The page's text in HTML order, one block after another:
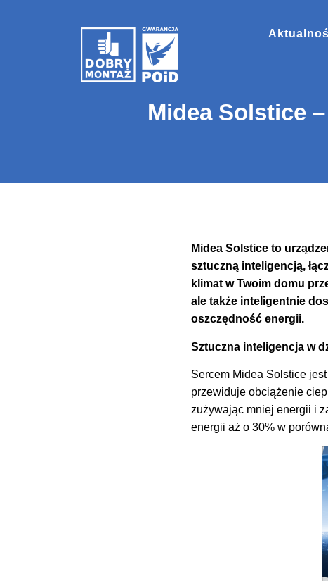
Midea Solstice
Midea Solstice to
sztuczną inteligencją,
klimat w Twoim domu
ale także inteligentnie
oszczędność energii.
Sztuczna inteligencja w
Sercem Midea Solstice
przewiduje obciążenie
zużywając mniej energii i
energii aż o 30% w